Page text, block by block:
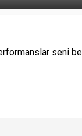
seni